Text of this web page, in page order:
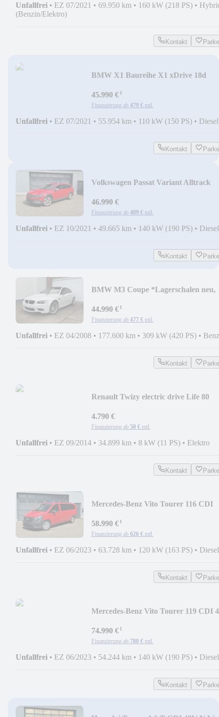
Unfallfrei • EZ 07/2021 • 69.950 km • 160 kW (218 PS) •
(Benzin/Elektro)
Kontakt
BMW X1 Baureihe X1 xDrive 18d
45.990 €¹
Finanzierung ab 479 € mtl.
Unfallfrei • EZ 07/2021 • 55.954 km • 110 kW (150 PS) • Diesel
Kontakt
Volkswagen Passat Variant Alltrack
46.990 €
Finanzierung ab 489 € mtl.
Unfallfrei • EZ 10/2021 • 49.665 km • 140 kW (190 PS) • Diesel
Kontakt
BMW M3 Coupe *Lagerschalen neu,
44.990 €¹
Finanzierung ab 477 € mtl.
Unfallfrei • EZ 04/2008 • 177.600 km • 309 kW (420 PS) •
Kontakt
Renault Twizy electric drive Life 80
4.790 €
Finanzierung ab 50 € mtl.
Unfallfrei • EZ 09/2014 • 34.899 km • 8 kW (11 PS) • Elektro
Kontakt
Mercedes-Benz Vito Tourer 116 CDI
58.990 €¹
Finanzierung ab 626 € mtl.
Unfallfrei • EZ 06/2023 • 63.728 km • 120 kW (163 PS) • Diesel
Kontakt
Mercedes-Benz Vito Tourer 119 CDI
74.990 €¹
Finanzierung ab 780 € mtl.
Unfallfrei • EZ 06/2023 • 54.244 km • 140 kW (190 PS) • Diesel
Kontakt